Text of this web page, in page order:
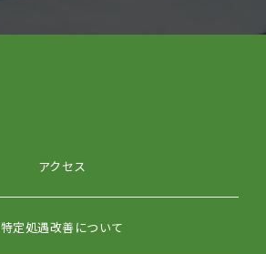
アクセス
特定処遇改善について